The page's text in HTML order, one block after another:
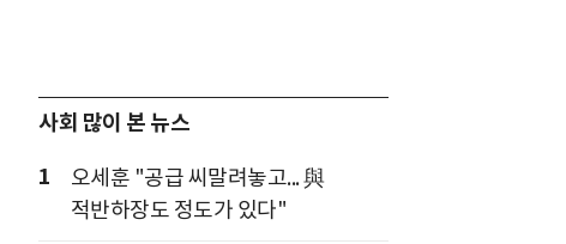
사회 많이 본 뉴스
1
오세훈 "공급 씨말려놓고... 與
적반하장도 정도가 있다"